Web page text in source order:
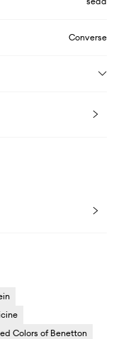
Converse
Colors of Benetton